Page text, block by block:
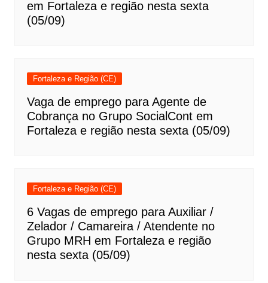
em Fortaleza e região nesta sexta
(05/09)
Fortaleza e Região (CE)
Vaga de emprego para Agente de
Cobrança no Grupo SocialCont em
Fortaleza e região nesta sexta (05/09)
Fortaleza e Região (CE)
6 Vagas de emprego para Auxiliar /
Zelador / Camareira / Atendente no
Grupo MRH em Fortaleza e região
nesta sexta (05/09)